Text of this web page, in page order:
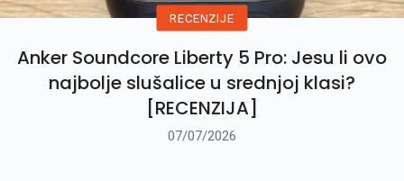
RECENZIJE
Anker Soundcore Liberty 5 Pro: Jesu li ovo
najbolje slušalice u srednjoj klasi?
[RECENZIJA]
07/07/2026